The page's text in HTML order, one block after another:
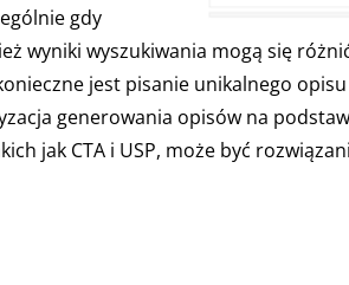
gdy
wyniki wyszukiwania mogą się
jest pisanie unikalnego
generowania opisów na
jak CTA i USP, może być